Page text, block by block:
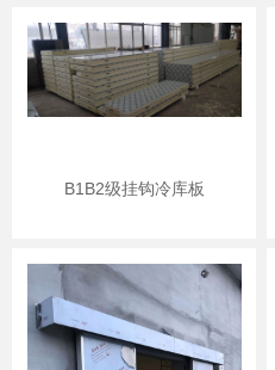
B1B2级挂钩冷库板